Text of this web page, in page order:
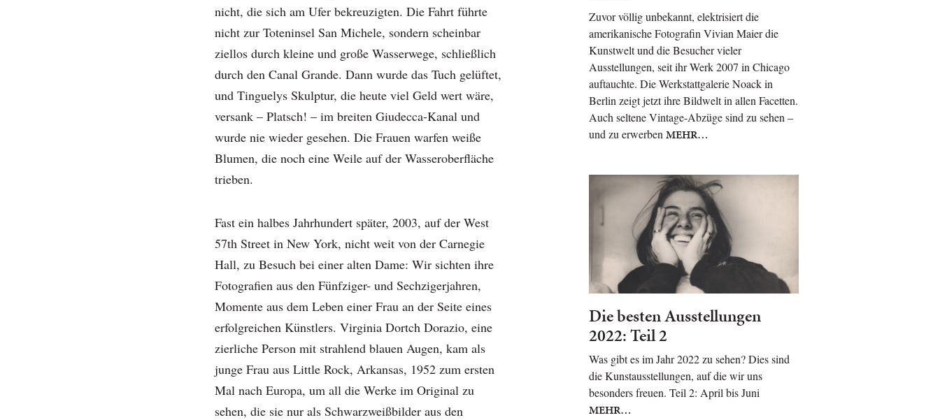
nicht, die sich am Ufer bekreuzigten. Die Fahrt führte
nicht zur Toteninsel San Michele, sondern scheinbar
ziellos durch kleine und große Wasserwege, schließlich
durch den Canal Grande. Dann wurde das Tuch gelüftet,
und Tinguelys Skulptur, die heute viel Geld wert wäre,
versank – Platsch! – im breiten Giudecca-Kanal und
wurde nie wieder gesehen. Die Frauen warfen weiße
Blumen, die noch eine Weile auf der Wasseroberfläche
trieben.
Fast ein halbes Jahrhundert später, 2003, auf der West
57th Street in New York, nicht weit von der Carnegie
Hall, zu Besuch bei einer alten Dame: Wir sichten ihre
Fotografien aus den Fünfziger- und Sechzigerjahren,
Momente aus dem Leben einer Frau an der Seite eines
erfolgreichen Künstlers. Virginia Dortch Dorazio, eine
zierliche Person mit strahlend blauen Augen, kam als
junge Frau aus Little Rock, Arkansas, 1952 zum ersten
Mal nach Europa, um all die Werke im Original zu
sehen, die sie nur als Schwarzweißbilder aus den
Zuvor völlig unbekannt, elektrisiert die
amerikanische Fotografin Vivian Maier die
Kunstwelt und die Besucher vieler
Ausstellungen, seit ihr Werk 2007 in Chicago
auftauchte. Die Werkstattgalerie Noack in
Berlin zeigt jetzt ihre Bildwelt in allen Facetten.
Auch seltene Vintage-Abzüge sind zu sehen –
und zu erwerbenMEHR…
Die besten Ausstellungen
2022: Teil 2
Was gibt es im Jahr 2022 zu sehen? Dies sind
die Kunstausstellungen, auf die wir uns
besonders freuen. Teil 2: April bis Juni
MEHR…